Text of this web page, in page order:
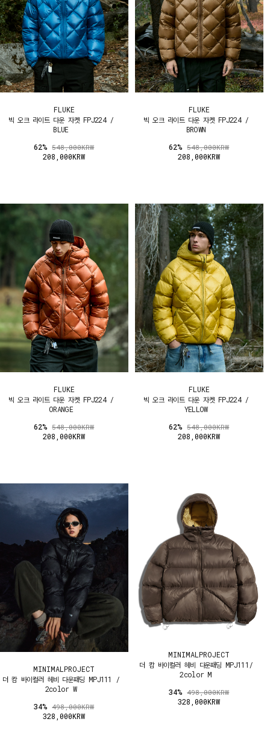
FLUKE
빅 오크 라이트 다운 자켓 FPJ224 /
BLUE
62%548,000KRW
208,000KRW
FLUKE
빅 오크 라이트 다운 자켓 FPJ224 /
BROWN
62%548,000KRW
208,000KRW
FLUKE
빅 오크 라이트 다운 자켓 FPJ224 /
ORANGE
62%548,000KRW
208,000KRW
FLUKE
빅 오크 라이트 다운 자켓 FPJ224 /
YELLOW
62%548,000KRW
208,000KRW
MINIMALPROJECT
더 캄 바이컬러 헤비 다운패딩 MPJ111 /
2color W
34%498,000KRW
328,000KRW
MINIMALPROJECT
더 캄 바이컬러 헤비 다운패딩 MPJ111/
2color M
34%498,000KRW
328,000KRW